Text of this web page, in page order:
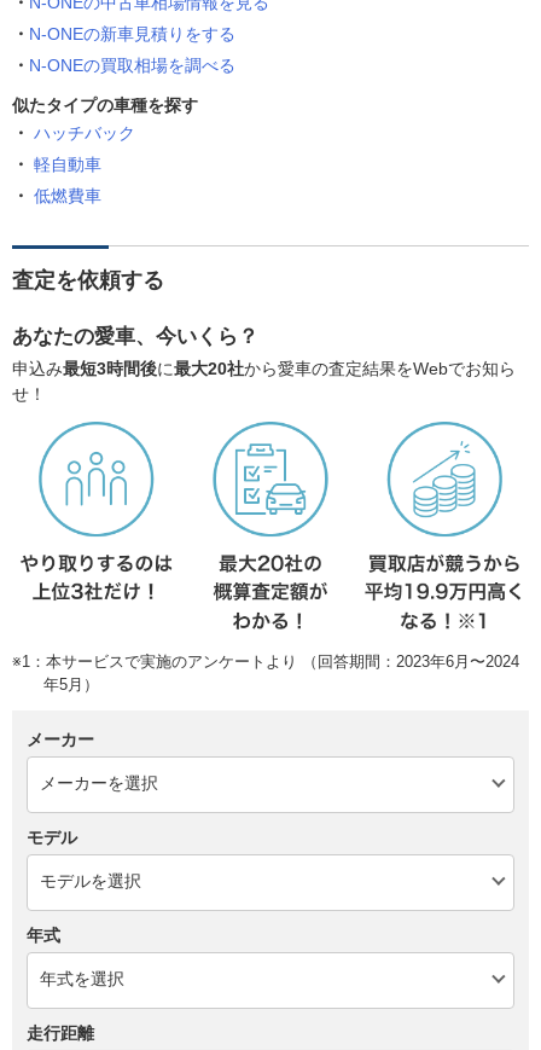
N-ONEの新車見積りをする
N-ONEの買取相場を調べる
似たタイプの車種を探す
ハッチバック
軽自動車
低燃費車
査定を依頼する
あなたの愛車、今いくら？
申込み最短3時間後に最大20社から愛車の査定結果をWebでお知ら
せ！
※1：本サービスで実施のアンケートより （回答期間：2023年6月〜2024
年5月）
メーカー
モデル
年式
走行距離